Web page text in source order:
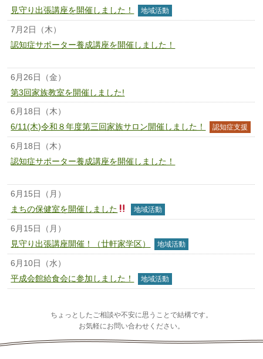
見守り出張講座を開催しました！
地域活動
7月2日（木）
認知症サポーター養成講座を開催しました！
6月26日（金）
第3回家族教室を開催しました!
6月18日（木）
6/11(木)令和８年度第三回家族サロン開催しました！
認知症支援
6月18日（木）
認知症サポーター養成講座を開催しました！
6月15日（月）
まちの保健室を開催しました
地域活動
6月15日（月）
見守り出張講座開催！（廿軒家学区）
地域活動
6月10日（水）
平成会館給食会に参加しました！
地域活動
ちょっとしたご相談や不安に思うことで結構です。
お気軽にお問い合わせください。